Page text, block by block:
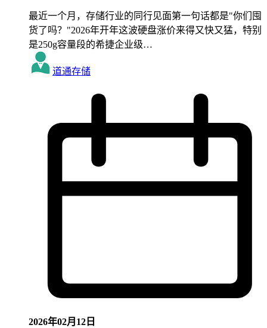
最近一个月，存储行业的同行见面第一句话都是"你们囤
货了吗？"2026年开年这波硬盘涨价来得又快又猛，特别
是250g容量段的希捷企业级…
道通存储
2026年02月12日